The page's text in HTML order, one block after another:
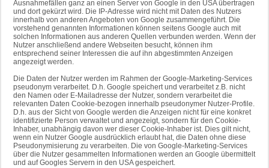
Ausnahmefällen ganz an einen Server von Google in den USA übertragen
und dort gekürzt wird. Die IP-Adresse wird nicht mit Daten des Nutzers
innerhalb von anderen Angeboten von Google zusammengeführt. Die
vorstehend genannten Informationen können seitens Google auch mit
solchen Informationen aus anderen Quellen verbunden werden. Wenn der
Nutzer anschließend andere Webseiten besucht, können ihm
entsprechend seiner Interessen die auf ihn abgestimmten Anzeigen
angezeigt werden.
Die Daten der Nutzer werden im Rahmen der Google-Marketing-Services
pseudonym verarbeitet. D.h. Google speichert und verarbeitet z.B. nicht
den Namen oder E-Mailadresse der Nutzer, sondern verarbeitet die
relevanten Daten Cookie-bezogen innerhalb pseudonymer Nutzer-Profile.
D.h. aus der Sicht von Google werden die Anzeigen nicht für eine konkret
identifizierte Person verwaltet und angezeigt, sondern für den Cookie-
Inhaber, unabhängig davon wer dieser Cookie-Inhaber ist. Dies gilt nicht,
wenn ein Nutzer Google ausdrücklich erlaubt hat, die Daten ohne diese
Pseudonymisierung zu verarbeiten. Die von Google-Marketing-Services
über die Nutzer gesammelten Informationen werden an Google übermittelt
und auf Googles Servern in den USA gespeichert.